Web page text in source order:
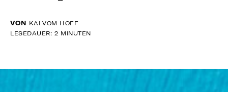
VON KAI VOM HOFF
LESEDAUER: 2 MINUTEN